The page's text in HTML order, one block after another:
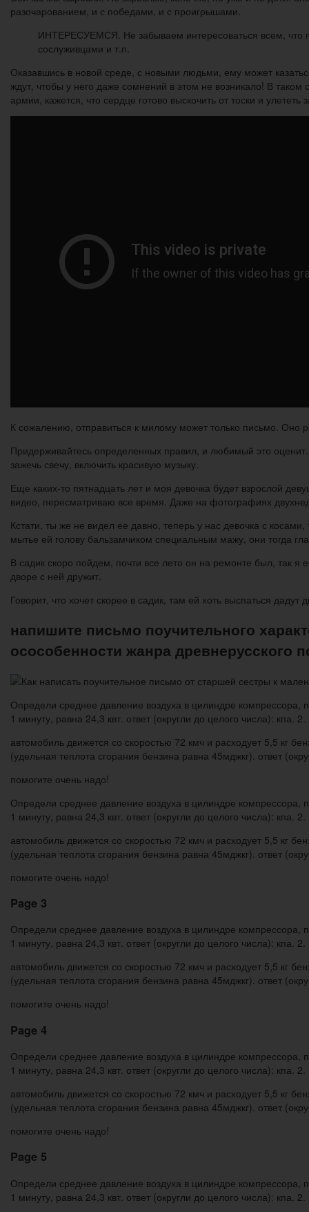
разочарованием, и с победами, и с проигрышами.
ИНТЕРЕСУЕМСЯ. Не забываем интересоваться всем, что
сослуживцами и т.п.
Оказавшись в новой среде, с новыми людьми, ему может
ждут, чтобы у него даже сомнений в этом не возникало! В
армии, кажется, что сердце готово выскочить от тоски и улететь
К сожалению, отправиться к милому может только письмо. Оно
Придерживайтесь определенных правил, и любимый это
зажечь свечу, включить красивую музыку.
Еще каких-то пятнадцать лет и моя девочка будет взрослой
видео, пересматриваю все время. Даже на фотографиях
Кстати, ты же не видел ее давно, теперь у нас девочка с
мытье ей голову бальзамчиком специальным мажу, они тогда
В садик скоро пойдем, почти все лето он на ремонте был, так я
дворе с ней дружит.
Говорит, что хочет скорее в садик, там ей хоть выспаться
напишите письмо поучительного
осособенности жанра древнерусского
Определи среднее давление воздуха в цилиндре
1 минуту, равна 24,3 квт. ответ (округли до целого числа): кпа. 2.
автомобиль движется со скоростью 72 кмч и расходует 5,5 кг
(удельная теплота сгорания бензина равна 45мджкг). ответ
помогите очень надо!
Определи среднее давление воздуха в цилиндре
1 минуту, равна 24,3 квт. ответ (округли до целого числа): кпа. 2.
автомобиль движется со скоростью 72 кмч и расходует 5,5 кг
(удельная теплота сгорания бензина равна 45мджкг). ответ
помогите очень надо!
Page 3
Определи среднее давление воздуха в цилиндре
1 минуту, равна 24,3 квт. ответ (округли до целого числа): кпа. 2.
автомобиль движется со скоростью 72 кмч и расходует 5,5 кг
(удельная теплота сгорания бензина равна 45мджкг). ответ
помогите очень надо!
Page 4
Определи среднее давление воздуха в цилиндре
1 минуту, равна 24,3 квт. ответ (округли до целого числа): кпа. 2.
автомобиль движется со скоростью 72 кмч и расходует 5,5 кг
(удельная теплота сгорания бензина равна 45мджкг). ответ
помогите очень надо!
Page 5
Определи среднее давление воздуха в цилиндре
1 минуту, равна 24,3 квт. ответ (округли до целого числа): кпа. 2.